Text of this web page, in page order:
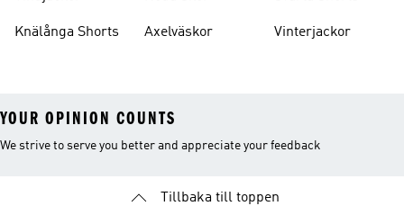
Knälånga Shorts Axelväskor Vinterjackor
YOUR OPINION COUNTS
We strive to serve you better and appreciate your feedback
Tillbaka till toppen